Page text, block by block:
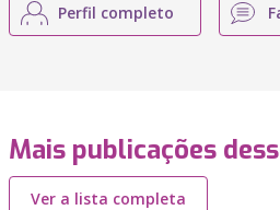
Perfil completo
Mais publicações
Ver a lista completa